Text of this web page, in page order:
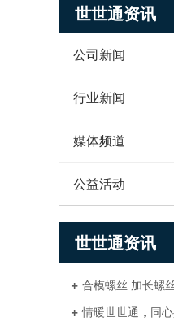
世世通资讯
公司新闻
行业新闻
媒体频道
公益活动
世世通资讯
合模螺丝 加长螺
情暖世世通，同心共庆生——